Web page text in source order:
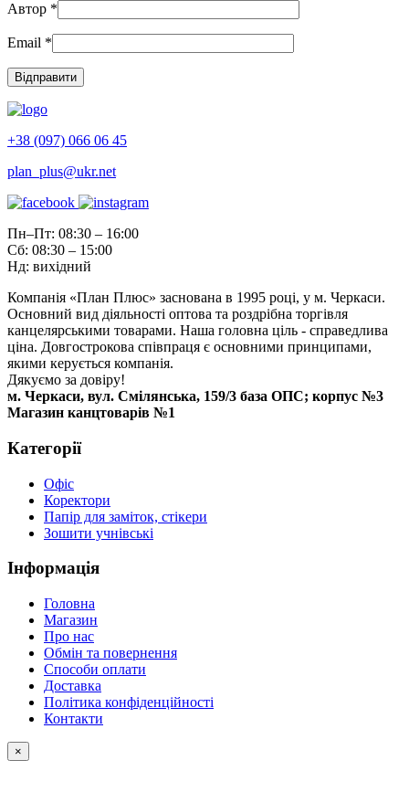
Автор *
Email *
+38 (097) 066 06 45
plan_plus@ukr.net
Пн–Пт: 08:30 – 16:00
Сб: 08:30 – 15:00
Нд: вихідний
Компанія «План Плюс» заснована в 1995 році, у м. Черкаси.
Основний вид діяльності оптова та роздрібна торгівля
канцелярськими товарами. Наша головна ціль - справедлива
ціна. Довгострокова співпраця є основними принципами,
якими керується компанія.
Дякуємо за довіру!
м. Черкаси, вул. Смілянська, 159/3 база ОПС; корпус №3
Магазин канцтоварів №1
Категорії
Офіс
Коректори
Папір для заміток, стікери
Зошити учнівські
Інформація
Головна
Магазин
Про нас
Обмін та повернення
Способи оплати
Доставка
Політика конфіденційності
Контакти
×